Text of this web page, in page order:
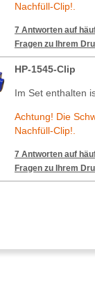
Nachfüll-Clip!.
7 Antworten auf
Fragen zu Ihrem
HP-1545-Clip
Im Set enthalten
Achtung! Die
Nachfüll-Clip!.
7 Antworten auf
Fragen zu Ihrem